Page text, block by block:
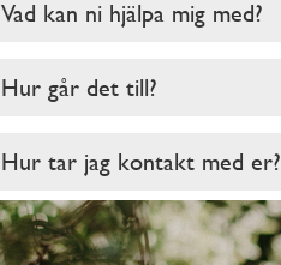
Vad kan ni hjälpa mig med?
Hur går det till?
Hur tar jag kontakt med er?